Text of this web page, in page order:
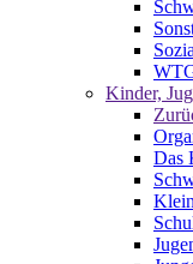
Kinder,
Das